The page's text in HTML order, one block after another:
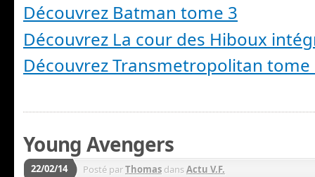
Découvrez Batman tome 3
Découvrez La cour des Hiboux
Découvrez Transmetropolitan tome
Young Avengers
22/02/14 Posté parThomas dansActu V.F.